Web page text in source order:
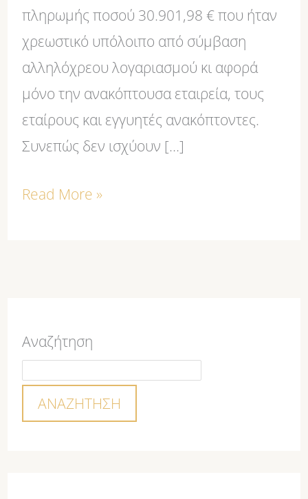
πληρωμής ποσού 30.901,98 € που ήταν
χρεωστικό υπόλοιπο από σύμβαση
αλληλόχρεου λογαριασμού κι αφορά
μόνο την ανακόπτουσα εταιρεία, τους
εταίρους και εγγυητές ανακόπτοντες.
Συνεπώς δεν ισχύουν […]
Read More »
Αναζήτηση
ΑΝΑΖΉΤΗΣΗ